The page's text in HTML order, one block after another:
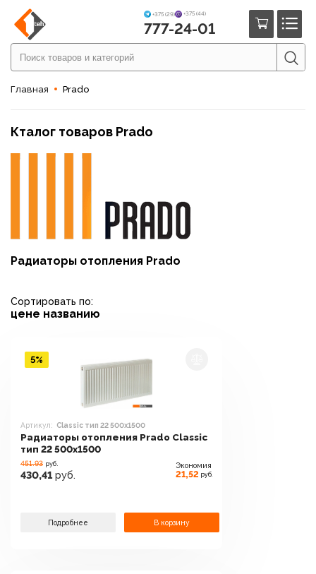
+375 (29) +375 (44)
777-24-01
Главная Prado
Кталог товаров Prado
Радиаторы отопления Prado
Сортировать по:
цене названию
Артикул: Classic тип 22 500x1500
Радиаторы отопления Prado Classic
тип 22 500x1500
451.93 руб.
430,41 руб.
Экономия
21,52 руб.
Подробнее В корзину
5%